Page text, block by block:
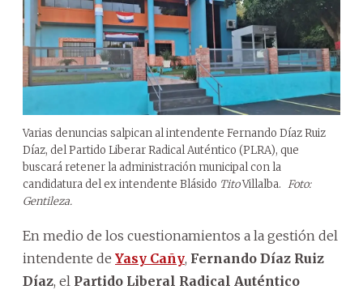
Varias denuncias salpican al intendente Fernando Díaz Ruiz
Díaz, del Partido Liberar Radical Auténtico (PLRA), que
buscará retener la administración municipal con la
candidatura del ex intendente Blásido TitoVillalba. Foto:
Gentileza.
En medio de los cuestionamientos a la gestión del
intendente de Yasy Cañy, Fernando Díaz Ruiz
Díaz, el Partido Liberal Radical Auténtico